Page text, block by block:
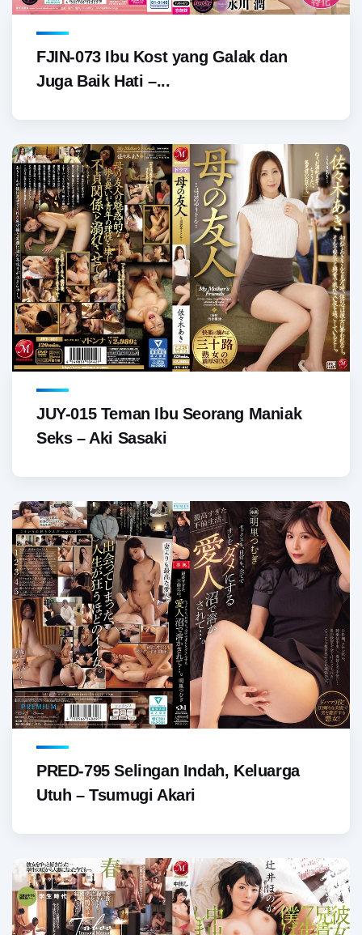
FJIN-073 Ibu Kost yang Galak dan
Juga Baik Hati –...
JUY-015 Teman Ibu Seorang Maniak
Seks – Aki Sasaki
PRED-795 Selingan Indah, Keluarga
Utuh – Tsumugi Akari